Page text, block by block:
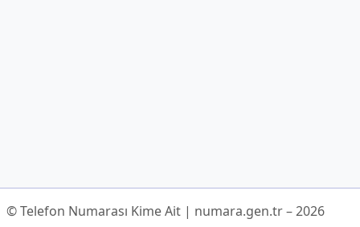
© Telefon Numarası Kime Ait | numara.gen.tr – 2026